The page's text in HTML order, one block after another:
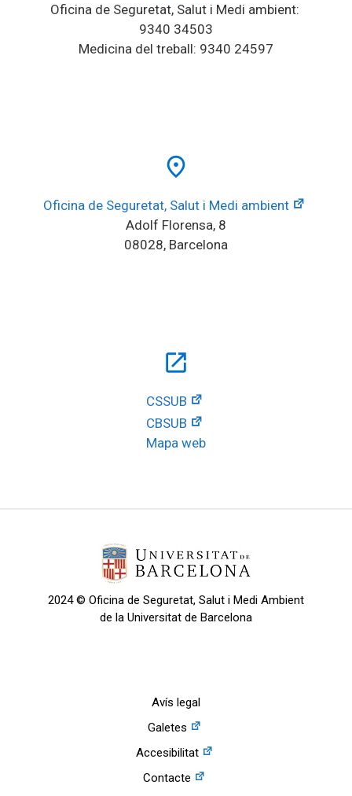
Oficina de Seguretat, Salut i Medi ambient:
9340 34503
Medicina del treball: 9340 24597
place
Oficina de Seguretat, Salut i Medi ambient
Adolf Florensa, 8
08028, Barcelona
open_in_new
CSSUB
CBSUB
Mapa web
2024 © Oficina de Seguretat, Salut i Medi Ambient
de la Universitat de Barcelona
Avís legal
Galetes
Accesibilitat
Contacte